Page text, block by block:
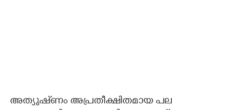
അത്യുഷ്‌ണം അപ്രതീക്ഷിതമായ പല